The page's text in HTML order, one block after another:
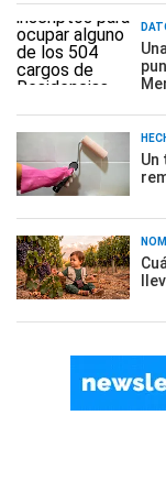
Un